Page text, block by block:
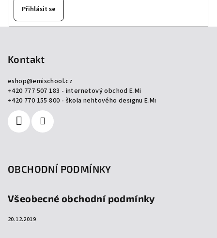
Přihlásit se
Kontakt
eshop@emischool.cz
+420 777 507 183 - internetový obchod E.Mi
+420 770 155 800 - škola nehtového designu E.Mi
OBCHODNÍ PODMÍNKY
Všeobecné obchodní podmínky
20.12.2019